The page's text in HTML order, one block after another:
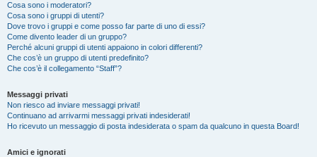
Cosa sono i moderatori?
Cosa sono i gruppi di utenti?
Dove trovo i gruppi e come posso far parte di uno di essi?
Come divento leader di un gruppo?
Perché alcuni gruppi di utenti appaiono in colori differenti?
Che cos’è un gruppo di utenti predefinito?
Che cos’è il collegamento “Staff”?
Messaggi privati
Non riesco ad inviare messaggi privati!
Continuano ad arrivarmi messaggi privati indesiderati!
Ho ricevuto un messaggio di posta indesiderata o spam da qualcuno in questa Board!
Amici e ignorati